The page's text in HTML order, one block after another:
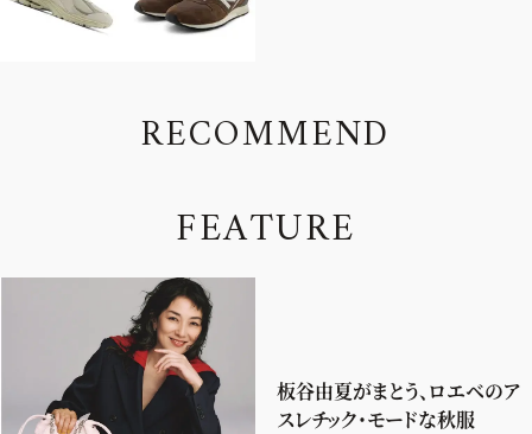
RECOMMEND
FEATURE
板谷由夏がまとう、ロエベのア
スレチック・モードな秋服